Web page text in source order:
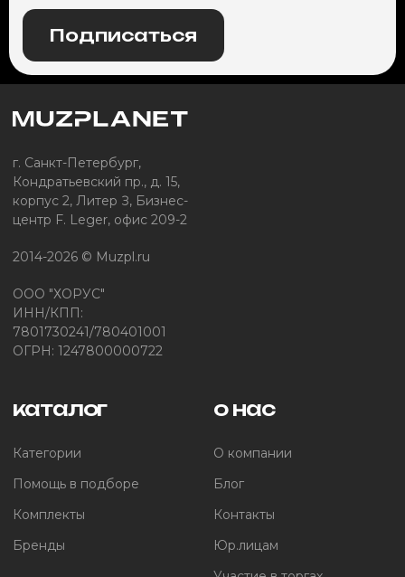
Подписаться
г. Санкт-Петербург,
Кондратьевский пр., д. 15,
корпус 2, Литер З, Бизнес-
центр F. Leger, офис 209-2
2014-2026 © Muzpl.ru
ООО "ХОРУС"
ИНН/КПП:
7801730241/780401001
ОГРН: 1247800000722
каталог
Категории
Помощь в подборе
Комплекты
Бренды
о нас
О компании
Блог
Контакты
Юр.лицам